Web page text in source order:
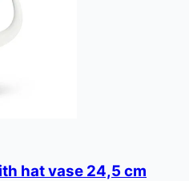
hat vase 24,5 cm